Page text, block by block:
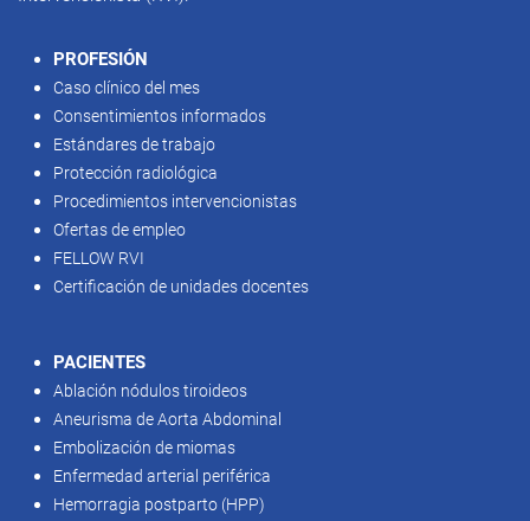
PROFESIÓN
Caso clínico del mes
Consentimientos informados
Estándares de trabajo
Protección radiológica
Procedimientos intervencionistas
Ofertas de empleo
FELLOW RVI
Certificación de unidades docentes
PACIENTES
Ablación nódulos tiroideos
Aneurisma de Aorta Abdominal
Embolización de miomas
Enfermedad arterial periférica
Hemorragia postparto (HPP)